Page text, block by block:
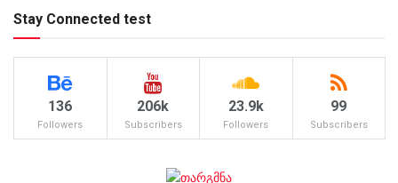
Stay Connected test
136
Followers
206k
Subscribers
23.9k
Followers
99
Subscribers